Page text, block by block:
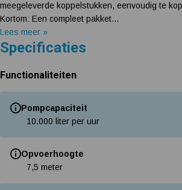
meegeleverde koppelstukken, eenvoudig te
Kortom: Een compleet pakket...
Lees meer »
Specificaties
Functionaliteiten
Pompcapaciteit
10.000 liter per uur
Opvoerhoogte
7,5 meter